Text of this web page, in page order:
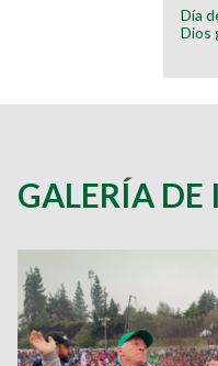
Día
Dios
GALERÍA DE